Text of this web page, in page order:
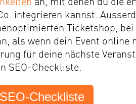
an, mit denen du die
integrieren kannst.
Ticketshop, bei
als wenn dein Event online
für deine nächste
SEO-Checkliste.
SEO-Checkliste